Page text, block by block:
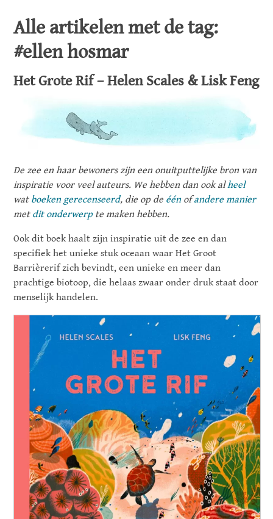
Alle artikelen met de tag:
#ellen hosmar
Het Grote Rif – Helen Scales & Lisk Feng
De zee en haar bewoners zijn een onuitputtelijke bron van
inspiratie voor veel auteurs. We hebben dan ook alheel
wat boeken gerecenseerd, die op de éénofandere manier
met dit onderwerpte maken hebben.
Ook dit boek haalt zijn inspiratie uit de zee en dan
specifiek het unieke stuk oceaan waar Het Groot
Barrièrerif zich bevindt, een unieke en meer dan
prachtige biotoop, die helaas zwaar onder druk staat door
menselijk handelen.